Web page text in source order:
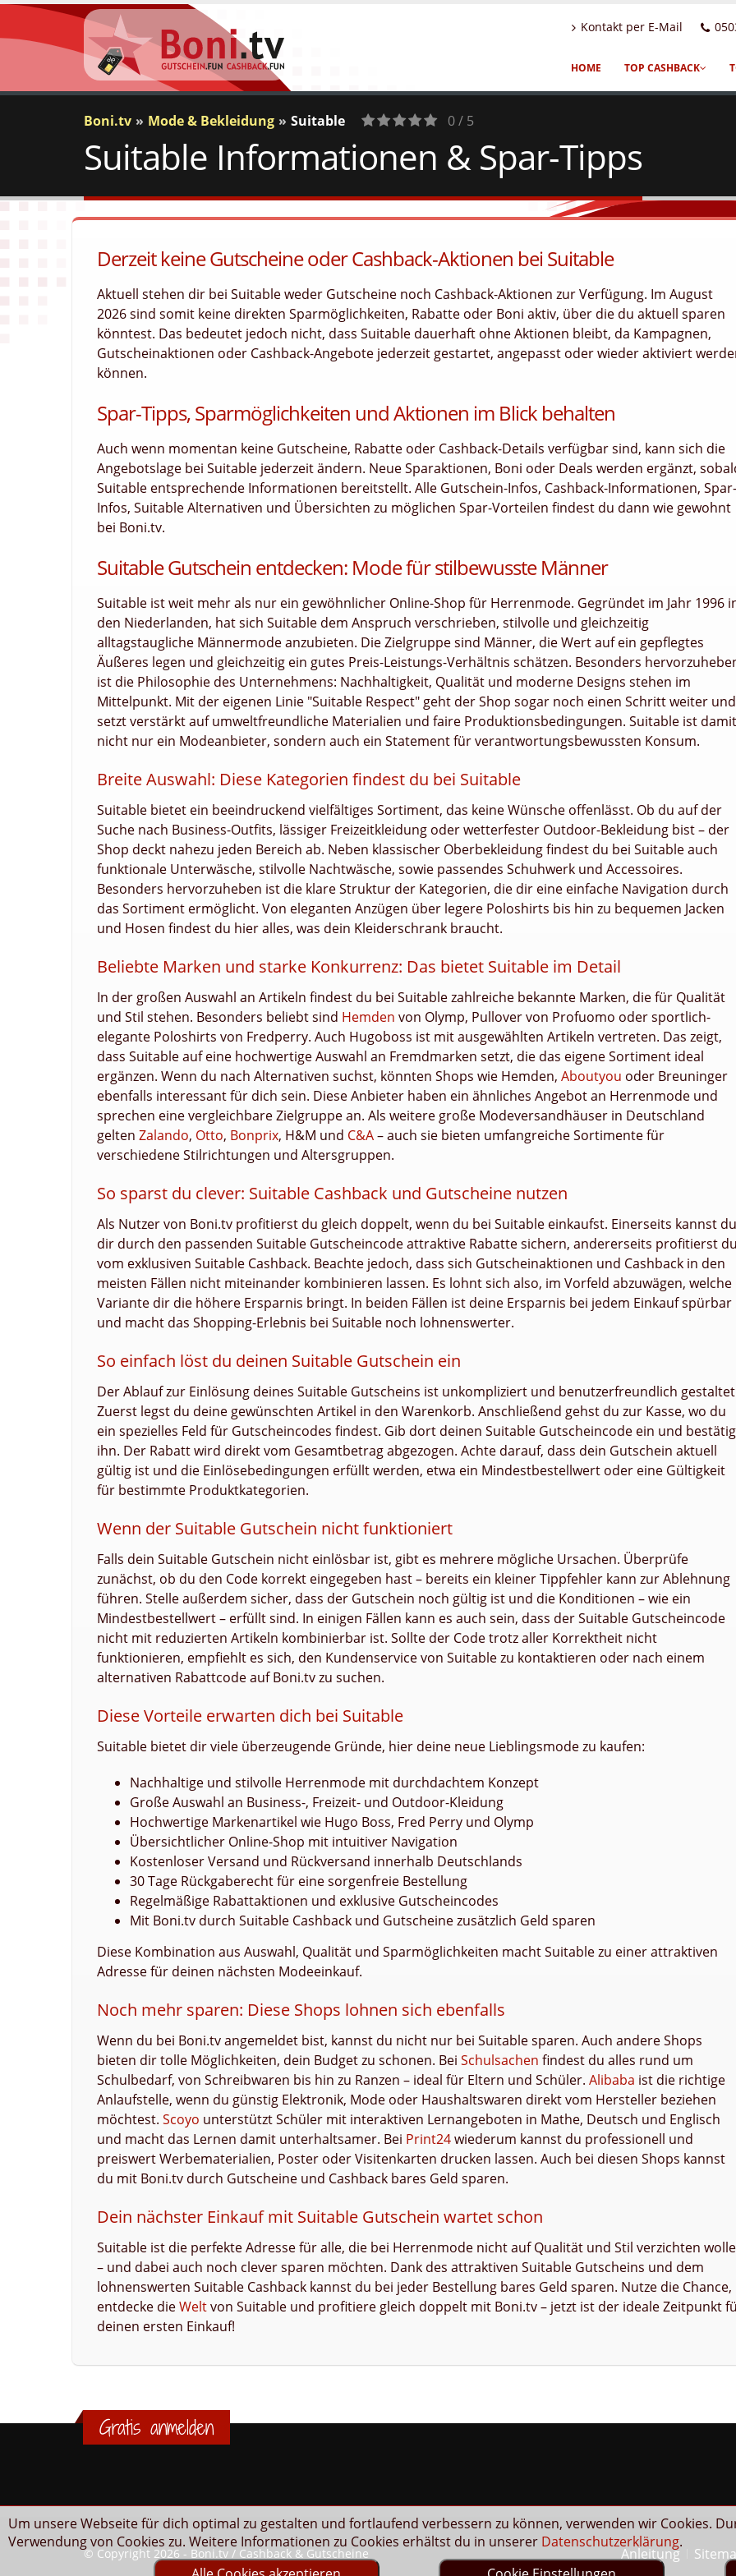
Um unsere Webseite für dich optimal zu gestalten und fortlaufend verbessern zu können, verwenden wir Cookies.
Verwendung von Cookies zu. Weitere Informationen zu Cookies erhältst du in unserer Datenschutzerklärung.
Kontakt per E-Mail
HOME TOP CASHBACK
Boni.tv Mode & Bekleidung Suitable 0 / 5
Suitable Informationen & Spar-Tipps
Derzeit keine Gutscheine oder Cashback-Aktionen bei Suitable
Aktuell stehen dir bei Suitable weder Gutscheine noch Cashback-Aktionen zur Verfügung. Im August
2026 sind somit keine direkten Sparmöglichkeiten, Rabatte oder Boni aktiv, über die du aktuell sparen
könntest. Das bedeutet jedoch nicht, dass Suitable dauerhaft ohne Aktionen bleibt, da Kampagnen,
Gutscheinaktionen oder Cashback-Angebote jederzeit gestartet, angepasst oder wieder aktiviert
können.
Spar-Tipps, Sparmöglichkeiten und Aktionen im Blick behalten
Auch wenn momentan keine Gutscheine, Rabatte oder Cashback-Details verfügbar sind, kann sich die
Angebotslage bei Suitable jederzeit ändern. Neue Sparaktionen, Boni oder Deals werden ergänzt,
Suitable entsprechende Informationen bereitstellt. Alle Gutschein-Infos, Cashback-Informationen, Spar-
Infos, Suitable Alternativen und Übersichten zu möglichen Spar-Vorteilen findest du dann wie gewohnt
bei Boni.tv.
Suitable Gutschein entdecken: Mode für stilbewusste Männer
Suitable ist weit mehr als nur ein gewöhnlicher Online-Shop für Herrenmode. Gegründet im Jahr 1996
den Niederlanden, hat sich Suitable dem Anspruch verschrieben, stilvolle und gleichzeitig
alltagstaugliche Männermode anzubieten. Die Zielgruppe sind Männer, die Wert auf ein gepflegtes
Äußeres legen und gleichzeitig ein gutes Preis-Leistungs-Verhältnis schätzen. Besonders
ist die Philosophie des Unternehmens: Nachhaltigkeit, Qualität und moderne Designs stehen im
Mittelpunkt. Mit der eigenen Linie "Suitable Respect" geht der Shop sogar noch einen Schritt weiter und
setzt verstärkt auf umweltfreundliche Materialien und faire Produktionsbedingungen. Suitable ist damit
nicht nur ein Modeanbieter, sondern auch ein Statement für verantwortungsbewussten Konsum.
Breite Auswahl: Diese Kategorien findest du bei Suitable
Suitable bietet ein beeindruckend vielfältiges Sortiment, das keine Wünsche offenlässt. Ob du auf der
Suche nach Business-Outfits, lässiger Freizeitkleidung oder wetterfester Outdoor-Bekleidung bist – der
Shop deckt nahezu jeden Bereich ab. Neben klassischer Oberbekleidung findest du bei Suitable auch
funktionale Unterwäsche, stilvolle Nachtwäsche, sowie passendes Schuhwerk und Accessoires.
Besonders hervorzuheben ist die klare Struktur der Kategorien, die dir eine einfache Navigation durch
das Sortiment ermöglicht. Von eleganten Anzügen über legere Poloshirts bis hin zu bequemen Jacken
und Hosen findest du hier alles, was dein Kleiderschrank braucht.
Beliebte Marken und starke Konkurrenz: Das bietet Suitable im Detail
In der großen Auswahl an Artikeln findest du bei Suitable zahlreiche bekannte Marken, die für Qualität
und Stil stehen. Besonders beliebt sind Hemden von Olymp, Pullover von Profuomo oder sportlich-
elegante Poloshirts von Fredperry. Auch Hugoboss ist mit ausgewählten Artikeln vertreten. Das zeigt,
dass Suitable auf eine hochwertige Auswahl an Fremdmarken setzt, die das eigene Sortiment ideal
ergänzen. Wenn du nach Alternativen suchst, könnten Shops wie Hemden, Aboutyou oder Breuninger
ebenfalls interessant für dich sein. Diese Anbieter haben ein ähnliches Angebot an Herrenmode und
sprechen eine vergleichbare Zielgruppe an. Als weitere große Modeversandhäuser in Deutschland
gelten Zalando, Otto, Bonprix, H&M und C&A– auch sie bieten umfangreiche Sortimente für
verschiedene Stilrichtungen und Altersgruppen.
So sparst du clever: Suitable Cashback und Gutscheine nutzen
Als Nutzer von Boni.tv profitierst du gleich doppelt, wenn du bei Suitable einkaufst. Einerseits kannst du
dir durch den passenden Suitable Gutscheincode attraktive Rabatte sichern, andererseits profitierst du
vom exklusiven Suitable Cashback. Beachte jedoch, dass sich Gutscheinaktionen und Cashback in den
meisten Fällen nicht miteinander kombinieren lassen. Es lohnt sich also, im Vorfeld abzuwägen, welche
Variante dir die höhere Ersparnis bringt. In beiden Fällen ist deine Ersparnis bei jedem Einkauf spürbar
und macht das Shopping-Erlebnis bei Suitable noch lohnenswerter.
So einfach löst du deinen Suitable Gutschein ein
Der Ablauf zur Einlösung deines Suitable Gutscheins ist unkompliziert und benutzerfreundlich
Zuerst legst du deine gewünschten Artikel in den Warenkorb. Anschließend gehst du zur Kasse, wo du
ein spezielles Feld für Gutscheincodes findest. Gib dort deinen Suitable Gutscheincode ein und
ihn. Der Rabatt wird direkt vom Gesamtbetrag abgezogen. Achte darauf, dass dein Gutschein aktuell
gültig ist und die Einlösebedingungen erfüllt werden, etwa ein Mindestbestellwert oder eine Gültigkeit
für bestimmte Produktkategorien.
Wenn der Suitable Gutschein nicht funktioniert
Falls dein Suitable Gutschein nicht einlösbar ist, gibt es mehrere mögliche Ursachen. Überprüfe
zunächst, ob du den Code korrekt eingegeben hast – bereits ein kleiner Tippfehler kann zur Ablehnung
führen. Stelle außerdem sicher, dass der Gutschein noch gültig ist und die Konditionen – wie ein
Mindestbestellwert – erfüllt sind. In einigen Fällen kann es auch sein, dass der Suitable Gutscheincode
nicht mit reduzierten Artikeln kombinierbar ist. Sollte der Code trotz aller Korrektheit nicht
funktionieren, empfiehlt es sich, den Kundenservice von Suitable zu kontaktieren oder nach einem
alternativen Rabattcode auf Boni.tv zu suchen.
Diese Vorteile erwarten dich bei Suitable
Suitable bietet dir viele überzeugende Gründe, hier deine neue Lieblingsmode zu kaufen:
Nachhaltige und stilvolle Herrenmode mit durchdachtem Konzept
Große Auswahl an Business-, Freizeit- und Outdoor-Kleidung
Hochwertige Markenartikel wie Hugo Boss, Fred Perry und Olymp
Übersichtlicher Online-Shop mit intuitiver Navigation
Kostenloser Versand und Rückversand innerhalb Deutschlands
30 Tage Rückgaberecht für eine sorgenfreie Bestellung
Regelmäßige Rabattaktionen und exklusive Gutscheincodes
Mit Boni.tv durch Suitable Cashback und Gutscheine zusätzlich Geld sparen
Diese Kombination aus Auswahl, Qualität und Sparmöglichkeiten macht Suitable zu einer attraktiven
Adresse für deinen nächsten Modeeinkauf.
Noch mehr sparen: Diese Shops lohnen sich ebenfalls
Wenn du bei Boni.tv angemeldet bist, kannst du nicht nur bei Suitable sparen. Auch andere Shops
bieten dir tolle Möglichkeiten, dein Budget zu schonen. Bei Schulsachen findest du alles rund um
Schulbedarf, von Schreibwaren bis hin zu Ranzen – ideal für Eltern und Schüler. Alibaba ist die richtige
Anlaufstelle, wenn du günstig Elektronik, Mode oder Haushaltswaren direkt vom Hersteller beziehen
möchtest. Scoyo unterstützt Schüler mit interaktiven Lernangeboten in Mathe, Deutsch und Englisch
und macht das Lernen damit unterhaltsamer. Bei Print24wiederum kannst du professionell und
preiswert Werbematerialien, Poster oder Visitenkarten drucken lassen. Auch bei diesen Shops kannst
du mit Boni.tv durch Gutscheine und Cashback bares Geld sparen.
Dein nächster Einkauf mit Suitable Gutschein wartet schon
Suitable ist die perfekte Adresse für alle, die bei Herrenmode nicht auf Qualität und Stil verzichten
– und dabei auch noch clever sparen möchten. Dank des attraktiven Suitable Gutscheins und dem
lohnenswerten Suitable Cashback kannst du bei jeder Bestellung bares Geld sparen. Nutze die Chance,
entdecke dieWeltvon Suitable und profitiere gleich doppelt mit Boni.tv – jetzt ist der ideale Zeitpunkt
deinen ersten Einkauf!
Gratis anmelden
© Copyright 2026 - Boni.tv / Cashback & Gutscheine Anleitung